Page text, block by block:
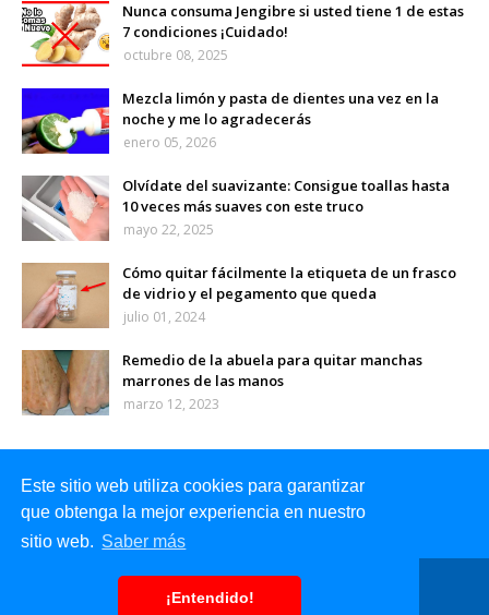
Este sitio web utiliza cookies para garantizar
que obtenga la mejor experiencia en nuestro
sitio web. Saber más
¡Entendido!
Nunca consuma Jengibre si usted tiene 1 de estas
7 condiciones ¡Cuidado!
octubre 08, 2025
Mezcla limón y pasta de dientes una vez en la
noche y me lo agradecerás
enero 05, 2026
Olvídate del suavizante: Consigue toallas hasta
10 veces más suaves con este truco
mayo 22, 2025
Cómo quitar fácilmente la etiqueta de un frasco
de vidrio y el pegamento que queda
julio 01, 2024
Remedio de la abuela para quitar manchas
marrones de las manos
marzo 12, 2023
Inicio Sobre mi